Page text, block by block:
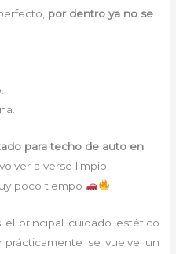
por dentro ya no se
para techo de auto en
a verse limpio,
poco tiempo
principal cuidado estético
se vuelve un